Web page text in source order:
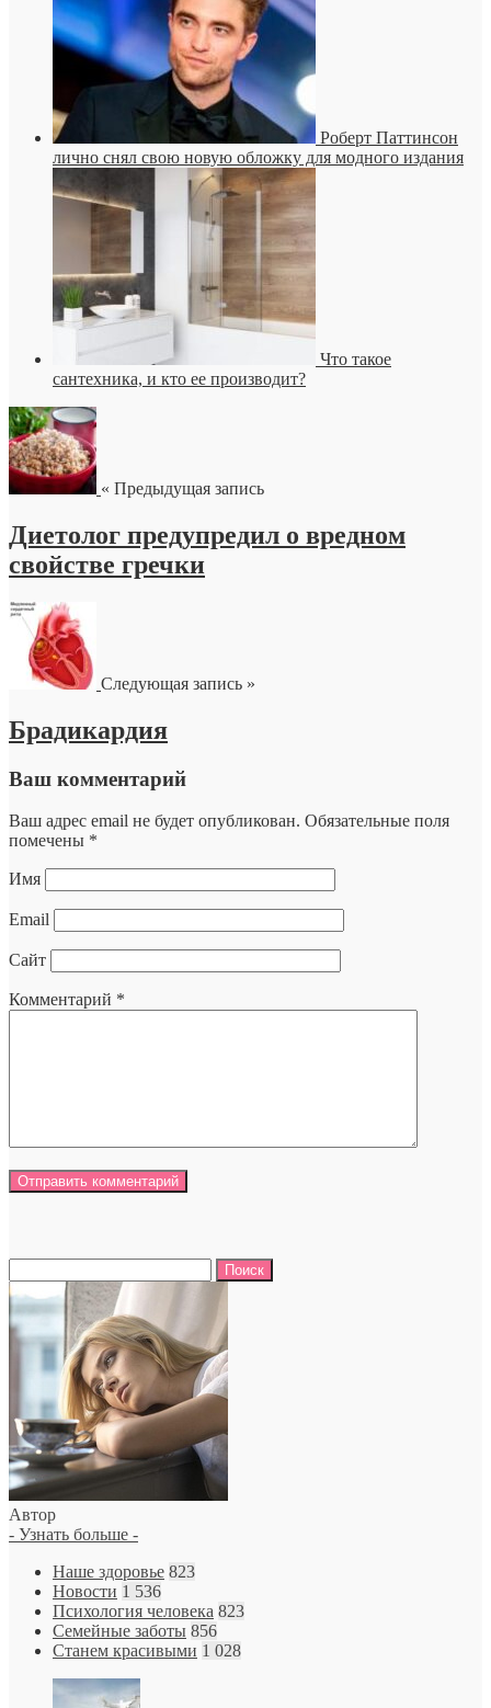
Роберт Паттинсон
лично снял свою новую обложку для модного издания
Что такое
сантехника, и кто ее производит?
« Предыдущая запись
Диетолог предупредил о вредном
свойстве гречки
Следующая запись »
Брадикардия
Ваш комментарий
Ваш адрес email не будет опубликован. Обязательные поля
помечены *
Имя
Email
Сайт
Комментарий *
Автор
- Узнать больше -
Наше здоровье 823
Новости 1 536
Психология человека 823
Семейные заботы 856
Станем красивыми 1 028